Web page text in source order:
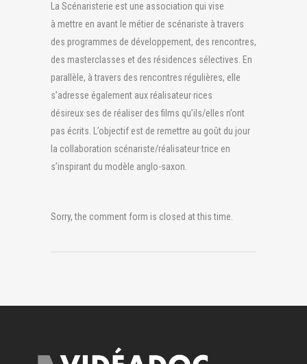
La Scénaristerie est une association qui vise
à mettre en avant le métier de scénariste à travers
des programmes de développement, des rencontres,
des masterclasses et des résidences sélectives. En
parallèle, à travers des rencontres régulières, elle
s’adresse également aux réalisateur·rices
désireux·ses de réaliser des films qu’ils/elles n’ont
pas écrits. L’objectif est de remettre au goût du jour
la collaboration scénariste/réalisateur·trice en
s’inspirant du modèle anglo-saxon.
Sorry, the comment form is closed at this time.